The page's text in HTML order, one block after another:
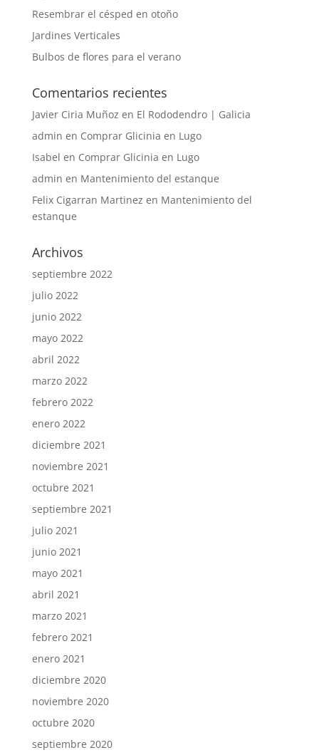
Resembrar el césped en otoño
Jardines Verticales
Bulbos de flores para el verano
Comentarios recientes
Javier Ciria Muñoz en El Rododendro | Galicia
admin en Comprar Glicinia en Lugo
Isabel en Comprar Glicinia en Lugo
admin en Mantenimiento del estanque
Felix Cigarran Martinez en Mantenimiento del
estanque
Archivos
septiembre 2022
julio 2022
junio 2022
mayo 2022
abril 2022
marzo 2022
febrero 2022
enero 2022
diciembre 2021
noviembre 2021
octubre 2021
septiembre 2021
julio 2021
junio 2021
mayo 2021
abril 2021
marzo 2021
febrero 2021
enero 2021
diciembre 2020
noviembre 2020
octubre 2020
septiembre 2020